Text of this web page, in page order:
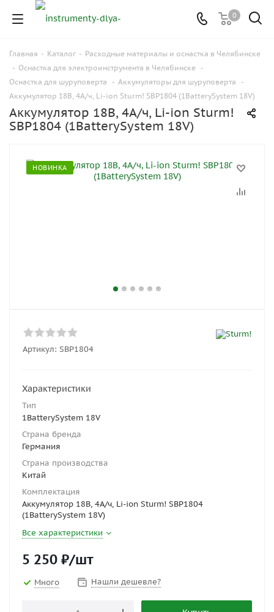
0
Главная - Каталог - Расходные материалы и оснастка в Челябинске
- Оснастка для электроинструмента в Челябинске -
Оснастка для шуруповерта
- Аккумуляторы для шуруповерта
-
Аккумулятор 18В, 4А/ч, Li-ion Sturm! SBP1804 (1BatterySystem 18V)
Аккумулятор 18В, 4А/ч, Li-ion Sturm!
SBP1804 (1BatterySystem 18V)
НОВИНКА
Артикул: SBP1804
Характеристики
Тип
1BatterySystem 18V
Страна бренда
Германия
Страна производства
Китай
Комплектация
Аккумулятор 18В, 4А/ч, Li-ion Sturm! SBP1804
(1BatterySystem 18V)
Все характеристики
5 250 ₽/шт
Много Нашли дешевле?